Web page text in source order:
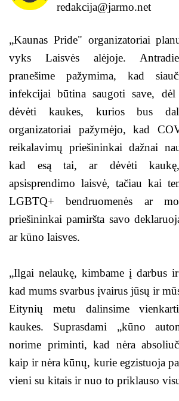
redakcija@jarmo.net
„Kaunas Pride" organizatoriai
vyks Laisvės alėjoje.
pranešime pažymima, kad
infekcijai būtina saugoti save,
dėvėti kaukes, kurios bus
organizatoriai pažymėjo, kad
reikalavimų priešininkai dažnai
kad esą tai, ar dėvėti
apsisprendimo laisvė, tačiau kai
LGBTQ+ bendruomenės ar
priešininkai pamiršta savo
ar kūno laisves.
„Ilgai nelaukę, kimbame į darbus
kad mums svarbus įvairus jūsų ir
Eitynių metu dalinsime
kaukes. Suprasdami „kūno
norime priminti, kad nėra
kaip ir nėra kūnų, kurie egzistuoja
vieni su kitais ir nuo to priklauso